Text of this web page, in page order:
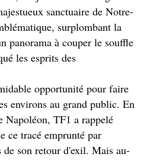
sanctuaire de Notre-
surplombant la
panorama à couper le souffle
les esprits des
opportunité pour faire
environs au grand public. En
Napoléon, TF1 a rappelé
ce tracé emprunté par
son retour d'exil. Mais au-